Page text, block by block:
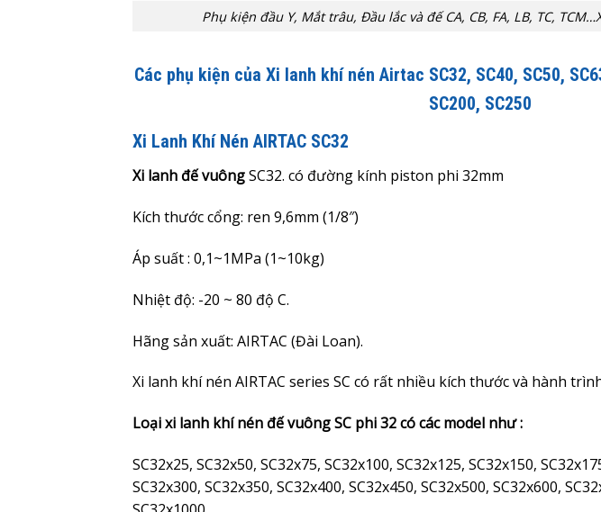
Phụ kiện đầu Y, Mắt trâu, Đầu lắc và đế CA, CB, FA, LB, TC,
Các phụ kiện của Xi lanh khí nén Airtac SC32, SC40, SC50,
SC200, SC250
Xi Lanh Khí Nén AIRTAC SC32
Xi lanh đế vuôngSC32. có đường kính piston phi 32mm
Kích thước cổng: ren 9,6mm (1/8″)
Áp suất : 0,1~1MPa (1~10kg)
Nhiệt độ: -20 ~ 80 độ C.
Hãng sản xuất: AIRTAC (Đài Loan).
Xi lanh khí nén AIRTAC series SC có rất nhiều kích thước và hành
Loại xi lanh khí nén đế vuông SC phi 32 có các model như :
SC32x25, SC32x50, SC32x75, SC32x100, SC32x125, SC32x150,
SC32x300, SC32x350, SC32x400, SC32x450, SC32x500, SC32x600,